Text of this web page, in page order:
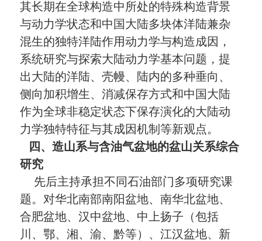
其长期在全球构造中所处的特殊构造背景
与动力学状态和中国大陆多块体洋陆兼杂
混生的独特洋陆作用动力学与构造成因，
系统研究与探索大陆动力学基本问题，提
出大陆的洋陆、壳幔、陆内的多种垂向、
侧向加积增生、消减保存方式和中国大陆
作为全球非稳定状态下保存演化的大陆动
力学独特特征与其成因机制等新观点。
四、造山系与含油气盆地的盆山关系综合
研究
先后主持承担不同石油部门多项研究课
题。对华北南部南阳盆地、南华北盆地、
合肥盆地、汉中盆地、中上扬子（包括
川、鄂、湘、渝、黔等）、江汉盆地、新